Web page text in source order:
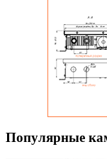
Популярные